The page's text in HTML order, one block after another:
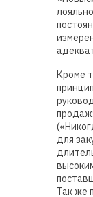
Кроме
для
Так же